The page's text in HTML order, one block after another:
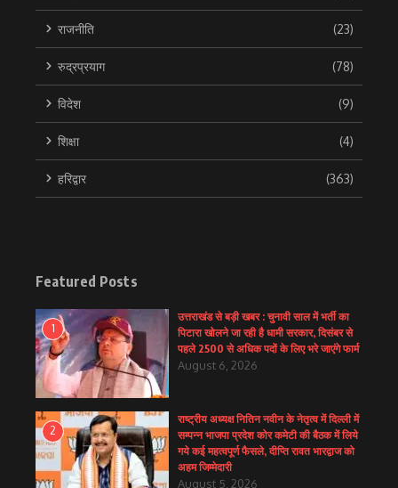
राजनीति (23)
रुद्रप्रयाग (78)
विदेश (9)
शिक्षा (4)
हरिद्वार (363)
Featured Posts
1
उत्तराखंड से बड़ी खबर : चुनावी साल में भर्ती का
पिटारा खोलने जा रही है धामी सरकार, दिसंबर से
पहले 2500 से अधिक पदों के लिए भरे जाएंगे फार्म
August 6, 2026
2
राष्ट्रीय अध्यक्ष नितिन नवीन के नेतृत्व में दिल्ली में
सम्पन्न भाजपा प्रदेश कोर कमेटी की बैठक में लिये
गये कई महत्वपूर्ण फैसले, दीप्ति रावत भारद्वाज को
अहम जिम्मेदारी
August 5, 2026